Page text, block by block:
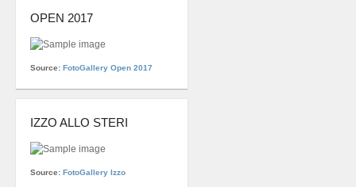
OPEN 2017
Source: FotoGallery Open 2017
IZZO ALLO STERI
Source: FotoGallery Izzo